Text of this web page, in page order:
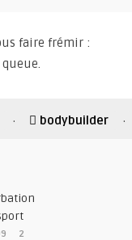
faire frémir :
· bodybuilder ·
2